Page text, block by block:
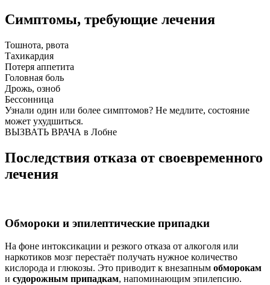
Симптомы, требующие лечения
Тошнота, рвота
Тахикардия
Потеря аппетита
Головная боль
Дрожь, озноб
Бессонница
Узнали один или более симптомов? Не медлите, состояние
может ухудшиться.
ВЫЗВАТЬ ВРАЧА в Лобне
Последствия отказа от своевременного
лечения
Обмороки и эпилептические припадки
На фоне интоксикации и резкого отказа от алкоголя или
наркотиков мозг перестаёт получать нужное количество
кислорода и глюкозы. Это приводит к внезапным обморокам
и судорожным припадкам, напоминающим эпилепсию.